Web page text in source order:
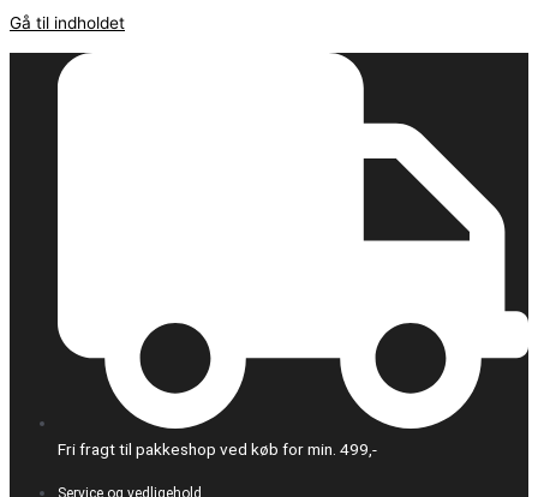
Gå til indholdet
Fri fragt til pakkeshop ved køb for min. 499,-
Service og vedligehold